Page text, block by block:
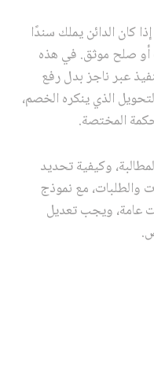
كان الدائن يملك سندًا
صلح موثق. في هذه
عبر ناجز بدل رفع
الذي ينكره الخصم،
المختصة.
وكيفية تحديد
والطلبات، مع نموذج
عامة، ويجب تعديل